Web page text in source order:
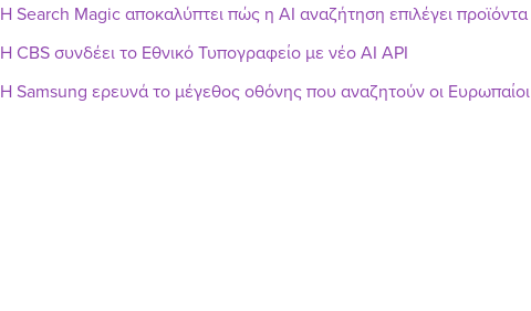
Η Search Magic αποκαλύπτει πώς η AI αναζήτηση επιλέγει προϊόντα
Η CBS συνδέει το Εθνικό Τυπογραφείο με νέο AI API
Η Samsung ερευνά το μέγεθος οθόνης που αναζητούν οι Ευρωπαίοι